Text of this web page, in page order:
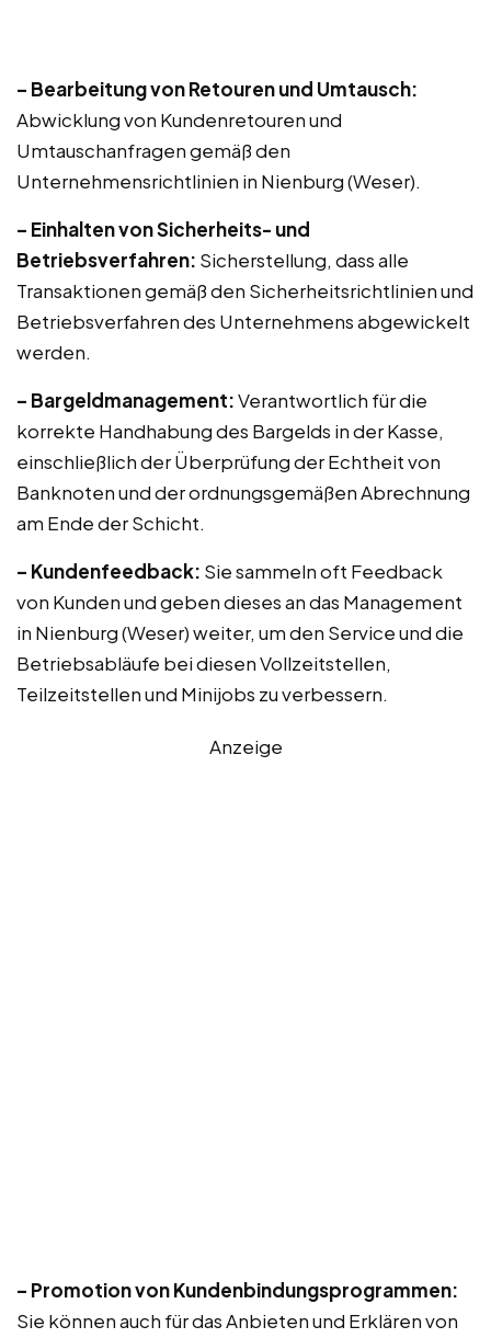
– Bearbeitung von Retouren und Umtausch:
Abwicklung von Kundenretouren und
Umtauschanfragen gemäß den
Unternehmensrichtlinien in Nienburg (Weser).
– Einhalten von Sicherheits- und
Betriebsverfahren: Sicherstellung, dass alle
Transaktionen gemäß den Sicherheitsrichtlinien und
Betriebsverfahren des Unternehmens abgewickelt
werden.
– Bargeldmanagement:Verantwortlich für die
korrekte Handhabung des Bargelds in der Kasse,
einschließlich der Überprüfung der Echtheit von
Banknoten und der ordnungsgemäßen Abrechnung
am Ende der Schicht.
– Kundenfeedback: Sie sammeln oft Feedback
von Kunden und geben dieses an das Management
in Nienburg (Weser) weiter, um den Service und die
Betriebsabläufe bei diesen Vollzeitstellen,
Teilzeitstellen und Minijobs zu verbessern.
Anzeige
– Promotion von Kundenbindungsprogrammen:
Sie können auch für das Anbieten und Erklären von